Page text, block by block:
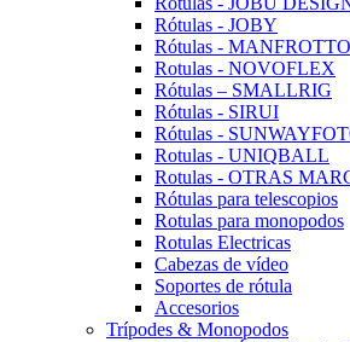
Rótulas - JOBY
Rótulas - MANFROTTO
Rotulas - NOVOFLEX
Rótulas – SMALLRIG
Rótulas - SIRUI
Rótulas -
Rotulas - UNIQBALL
Rotulas - OTRAS
Rótulas para telescopios
Rotulas para monopodos
Rotulas Electricas
Cabezas de vídeo
Soportes de rótula
Accesorios
Trípodes & Monopodos